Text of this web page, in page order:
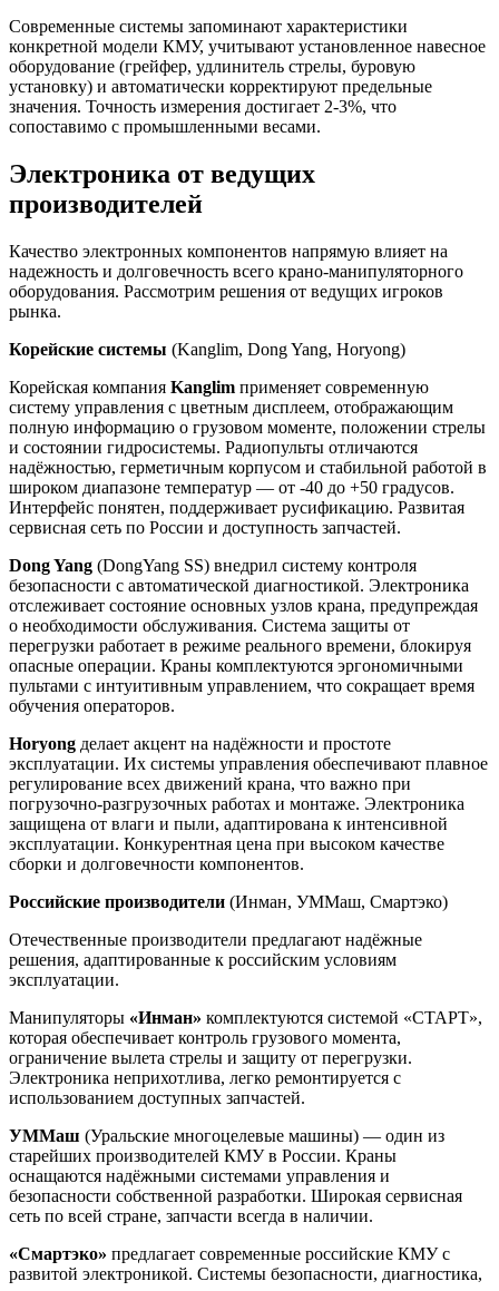
Современные системы запоминают характеристики
конкретной модели КМУ, учитывают установленное навесное
оборудование (грейфер, удлинитель стрелы, буровую
установку) и автоматически корректируют предельные
значения. Точность измерения достигает 2-3%, что
сопоставимо с промышленными весами.
Электроника от ведущих
производителей
Качество электронных компонентов напрямую влияет на
надежность и долговечность всего крано-манипуляторного
оборудования. Рассмотрим решения от ведущих игроков
рынка.
Корейские системы (Kanglim, Dong Yang, Horyong)
Корейская компания Kanglim применяет современную
систему управления с цветным дисплеем, отображающим
полную информацию о грузовом моменте, положении стрелы
и состоянии гидросистемы. Радиопульты отличаются
надёжностью, герметичным корпусом и стабильной работой в
широком диапазоне температур — от -40 до +50 градусов.
Интерфейс понятен, поддерживает русификацию. Развитая
сервисная сеть по России и доступность запчастей.
Dong Yang (DongYang SS) внедрил систему контроля
безопасности с автоматической диагностикой. Электроника
отслеживает состояние основных узлов крана, предупреждая
о необходимости обслуживания. Система защиты от
перегрузки работает в режиме реального времени, блокируя
опасные операции. Краны комплектуются эргономичными
пультами с интуитивным управлением, что сокращает время
обучения операторов.
Horyong делает акцент на надёжности и простоте
эксплуатации. Их системы управления обеспечивают плавное
регулирование всех движений крана, что важно при
погрузочно-разгрузочных работах и монтаже. Электроника
защищена от влаги и пыли, адаптирована к интенсивной
эксплуатации. Конкурентная цена при высоком качестве
сборки и долговечности компонентов.
Российские производители (Инман, УММаш, Смартэко)
Отечественные производители предлагают надёжные
решения, адаптированные к российским условиям
эксплуатации.
Манипуляторы «Инман» комплектуются системой «СТАРТ»,
которая обеспечивает контроль грузового момента,
ограничение вылета стрелы и защиту от перегрузки.
Электроника неприхотлива, легко ремонтируется с
использованием доступных запчастей.
УММаш (Уральские многоцелевые машины) — один из
старейших производителей КМУ в России. Краны
оснащаются надёжными системами управления и
безопасности собственной разработки. Широкая сервисная
сеть по всей стране, запчасти всегда в наличии.
«Смартэко» предлагает современные российские КМУ с
развитой электроникой. Системы безопасности, диагностика,